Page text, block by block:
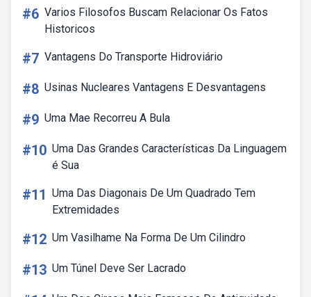
#6 Varios Filosofos Buscam Relacionar Os Fatos
Historicos
#7 Vantagens Do Transporte Hidroviário
#8 Usinas Nucleares Vantagens E Desvantagens
#9 Uma Mae Recorreu A Bula
#10 Uma Das Grandes Características Da Linguagem
é Sua
#11 Uma Das Diagonais De Um Quadrado Tem
Extremidades
#12 Um Vasilhame Na Forma De Um Cilindro
#13 Um Túnel Deve Ser Lacrado